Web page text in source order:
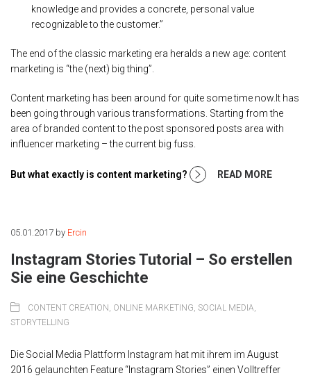
knowledge and provides a concrete, personal value
recognizable to the customer.”
The end of the classic marketing era heralds a new age: content
marketing is “the (next) big thing”.
Content marketing has been around for quite some time now.It has
been going through various transformations. Starting from the
area of branded content to the post sponsored posts area with
influencer marketing – the current big fuss.
But what exactly is content marketing? READ MORE
05.01.2017 by Ercin
Instagram Stories Tutorial – So erstellen
Sie eine Geschichte
CONTENT CREATION , ONLINE MARKETING, SOCIAL MEDIA,
STORYTELLING
Die Social Media Plattform Instagram hat mit ihrem im August
2016 gelaunchten Feature “Instagram Stories” einen Volltreffer